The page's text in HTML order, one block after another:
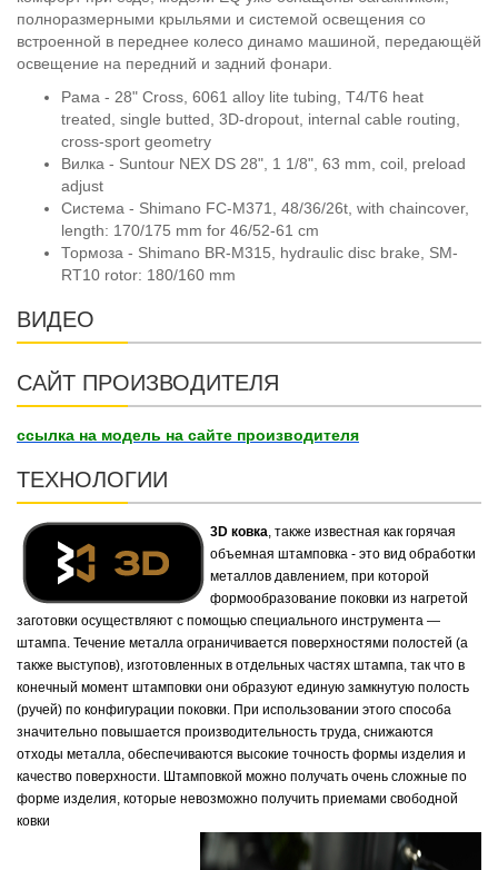
полноразмерными крыльями и системой освещения со
встроенной в переднее колесо динамо машиной, передающёй
освещение на передний и задний фонари.
Рама - 28" Cross, 6061 alloy lite tubing, T4/T6 heat
treated, single butted, 3D-dropout, internal cable routing,
cross-sport geometry
Вилка - Suntour NEX DS 28", 1 1/8", 63 mm, coil, preload
adjust
Система - Shimano FC-M371, 48/36/26t, with chaincover,
length: 170/175 mm for 46/52-61 cm
Тормоза - Shimano BR-M315, hydraulic disc brake, SM-
RT10 rotor: 180/160 mm
ВИДЕО
САЙТ ПРОИЗВОДИТЕЛЯ
ссылка на модель на сайте производителя
ТЕХНОЛОГИИ
3D ковка , также известная как горячая
объемная штамповка - это вид обработки
металлов давлением, при которой
формообразование поковки из нагретой
заготовки осуществляют с помощью специального инструмента —
штампа. Течение металла ограничивается поверхностями полостей (а
также выступов), изготовленных в отдельных частях штампа, так что в
конечный момент штамповки они образуют единую замкнутую полость
(ручей) по конфигурации поковки. При использовании этого способа
значительно повышается производительность труда, снижаются
отходы металла, обеспечиваются высокие точность формы изделия и
качество поверхности. Штамповкой можно получать очень сложные по
форме изделия, которые невозможно получить приемами свободной
ковки